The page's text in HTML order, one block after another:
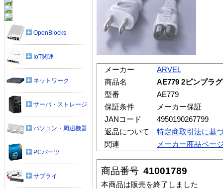
メーカー
ARVEL
商品名
AE779 2ピンプラ
型番
AE779
保証条件
メーカー保証
JANコード
4950190267799
返品について
特定商取引法に基
関連
メーカー商品ペー
商品番号 41001789
本商品は販売を終了しました
OpenBlocks
IoT関連
ネットワーク
サーバ・ストレージ
パソコン・周辺機器
PCパーツ
サプライ